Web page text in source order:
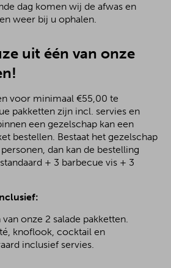
dag komen wij de afwas en
weer bij u ophalen.
uit één van onze
voor minimaal €55,00 te
pakketten zijn incl. servies en
een gezelschap kan een
bestellen. Bestaat het gezelschap
dan kan de bestelling
+ 3 barbecue vis + 3
onze 2 salade pakketten.
knoflook, cocktail en
inclusief servies.